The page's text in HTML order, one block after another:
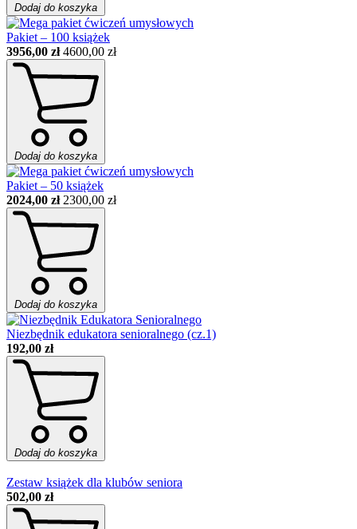
Dodaj do koszyka
Pakiet – 100 książek
3956,00 zł4600,00 zł
Dodaj do koszyka
Pakiet – 50 książek
2024,00 zł 2300,00 zł
Dodaj do koszyka
Niezbędnik edukatora senioralnego (cz.1)
192,00 zł
Dodaj do koszyka
Zestaw książek dla klubów seniora
502,00 zł